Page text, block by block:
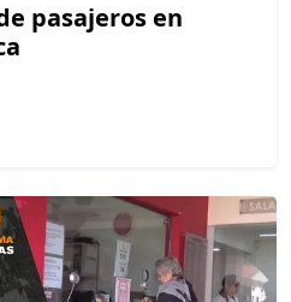
pasajeros en